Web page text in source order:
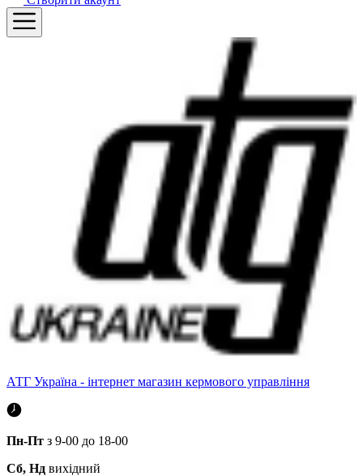
АТГ Україна - інтернет магазин кермового управління
Пн-Пт з 9-00 до 18-00
Сб, Нд вихідний